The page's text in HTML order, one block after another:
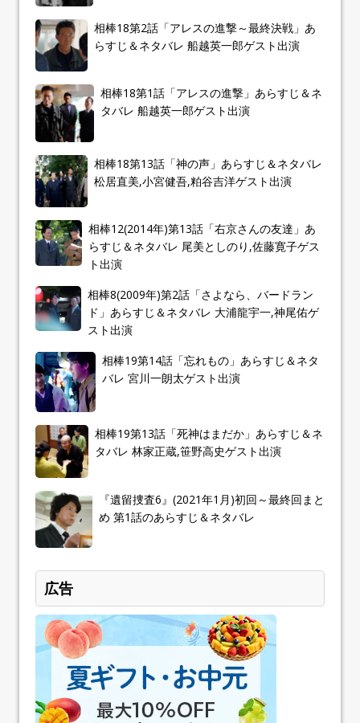
相棒18第2話「アレスの進撃～最終決戦」あ
らすじ＆ネタバレ 船越英一郎ゲスト出演
相棒18第1話「アレスの進撃」あらすじ＆ネ
タバレ 船越英一郎ゲスト出演
相棒18第13話「神の声」あらすじ＆ネタバレ
松居直美,小宮健吾,粕谷吉洋ゲスト出演
相棒12(2014年)第13話「右京さんの友達」あ
らすじ＆ネタバレ 尾美としのり,佐藤寛子ゲス
ト出演
相棒8(2009年)第2話「さよなら、バードラン
ド」あらすじ＆ネタバレ 大浦龍宇一,神尾佑ゲ
スト出演
相棒19第14話「忘れもの」あらすじ＆ネタ
バレ 宮川一朗太ゲスト出演
相棒19第13話「死神はまだか」あらすじ＆ネ
タバレ 林家正蔵,笹野高史ゲスト出演
『遺留捜査6』(2021年1月)初回～最終回まと
め 第1話のあらすじ＆ネタバレ
広告